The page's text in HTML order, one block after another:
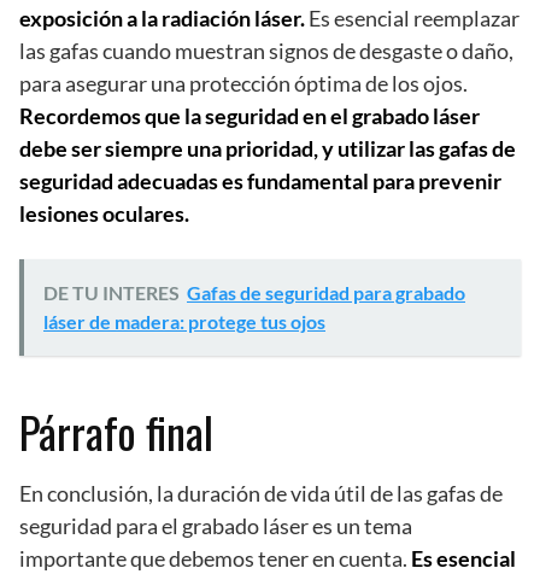
exposición a la radiación láser.Es esencial reemplazar
las gafas cuando muestran signos de desgaste o daño,
para asegurar una protección óptima de los ojos.
Recordemos que la seguridad en el grabado láser
debe ser siempre una prioridad, y utilizar las gafas de
seguridad adecuadas es fundamental para prevenir
lesiones oculares.
DE TU INTERES Gafas de seguridad para grabado
láser de madera: protege tus ojos
Párrafo final
En conclusión, la duración de vida útil de las gafas de
seguridad para el grabado láser es un tema
importante que debemos tener en cuenta. Es esencial